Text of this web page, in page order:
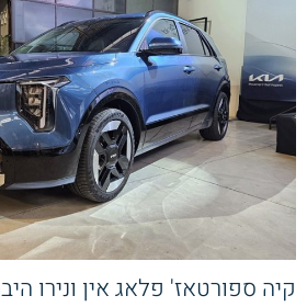
קיה ספורטאז' פלאג אין ונירו